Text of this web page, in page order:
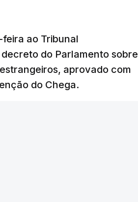
ao Tribunal
do Parlamento sobre
aprovado com
do Chega.